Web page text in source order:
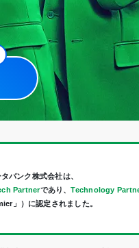
バンク株式会社は、
Partnerであり、Technology
」）に認定されました。